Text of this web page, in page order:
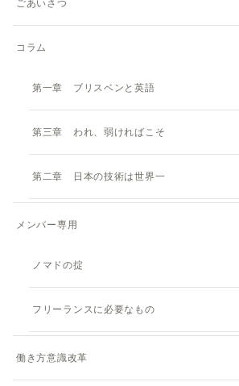
ごあいさつ
コラム
第一章 ブリスベンと英語
第三章 われ、弱ければこそ
第二章 日本の技術は世界一
メンバー専用
ノマドの掟
フリーランスに必要なもの
働き方意識改革